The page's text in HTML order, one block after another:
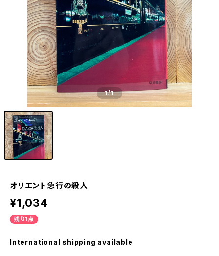
1/1
オリエント急行の殺人
¥1,034
残り1点
International shipping available